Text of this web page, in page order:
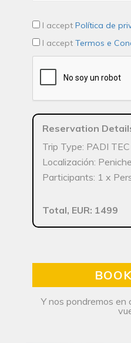
I accept Política de
I accept Termos e
Reservation
Trip Type: PADI
Localización: Peniche
Participants: 1 x
Total, EUR: 1499
Y nos pondremos